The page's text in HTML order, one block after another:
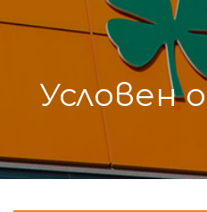
Условен